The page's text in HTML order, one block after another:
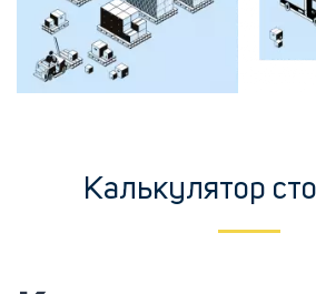
Калькулятор